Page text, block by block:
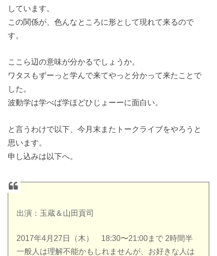
しています。
この関係が、色んなところに形として現れて来るので
す。
ここら辺の意味が分かるでしょうか。
ワタスもずーっと学んで来てやっと分かって来たことで
した。
波動学は学べば学ほどひじょーーに面白い。
と言うわけで以下、今月末またトークライブをやろうと
思います。
申し込みは以下へ。
出演：玉蔵＆山田貢司
2017年4月27日（木）
18:30〜21:00まで 2時間半
一般人は理解不能かもしれませんが、お好きな人は